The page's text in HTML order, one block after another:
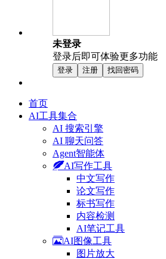
未登录
登录后即可体验更多功能
登录 注册 找回密码
首页
AI工具集合
AI 搜索引擎
AI 聊天问答
Agent智能体
AI写作工具
中文写作
论文写作
标书写作
内容检测
AI笔记工具
AI图像工具
图片放大